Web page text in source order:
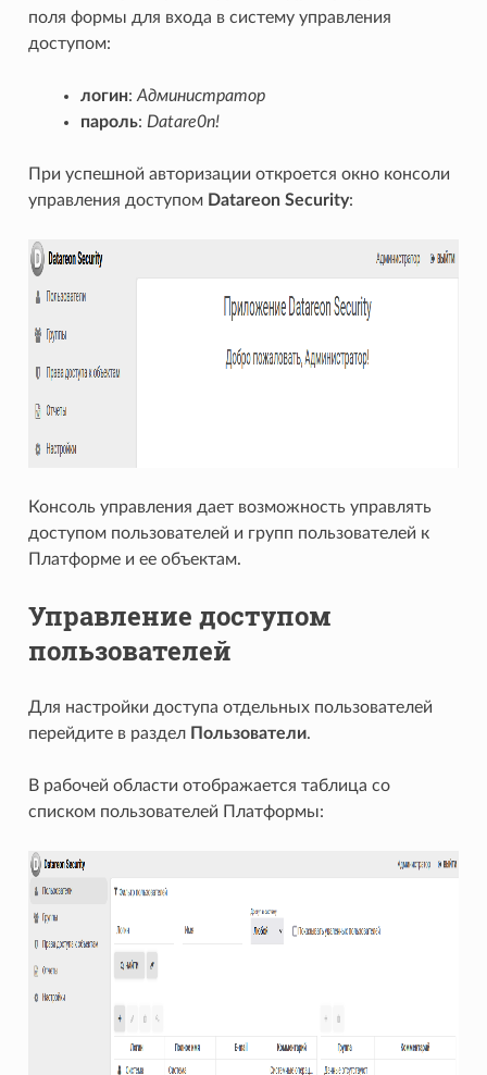
поля формы для входа в систему управления
доступом:
логин: Администратор
пароль: Datare0n!
При успешной авторизации откроется окно консоли
управления доступом Datareon Security:
Консоль управления дает возможность управлять
доступом пользователей и групп пользователей к
Платформе и ее объектам.
Управление доступом
пользователей
Для настройки доступа отдельных пользователей
перейдите в раздел Пользователи.
В рабочей области отображается таблица со
списком пользователей Платформы: